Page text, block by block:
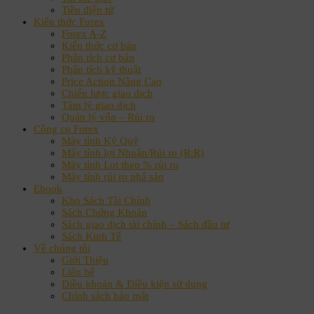
Tiền điện tử
Kiến thức Forex
Forex A-Z
Kiến thức cơ bản
Phân tích cơ bản
Phân tích kỹ thuật
Price Action Nâng Cao
Chiến lược giao dịch
Tâm lý giao dịch
Quản lý vốn – Rủi ro
Công cụ Forex
Máy tính Ký Quỹ
Máy tính lợi Nhuận/Rủi ro (R:R)
Máy tính Lot theo % rủi ro
Máy tính rủi ro phá sản
Ebook
Kho Sách Tài Chính
Sách Chứng Khoán
Sách giao dịch tài chính – Sách đầu tư
Sách Kinh Tế
Về chúng tôi
Giới Thiệu
Liên hệ
Điều khoản & Điều kiện sử dụng
Chính sách bảo mật